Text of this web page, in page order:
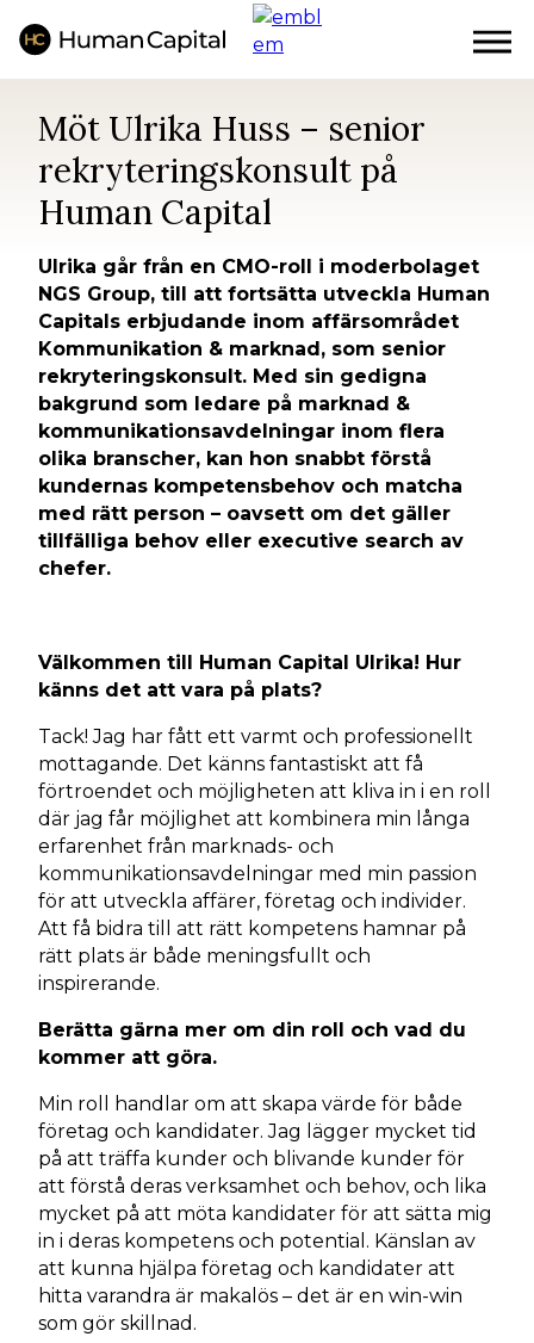
till
Möt Ulrika Huss – senior
rekryteringskonsult på
Human Capital
Ulrika går från en CMO-roll i moderbolaget
NGS Group, till att fortsätta utveckla Human
Capitals erbjudande inom affärsområdet
Kommunikation & marknad, som senior
rekryteringskonsult. Med sin gedigna
bakgrund som ledare på marknad &
kommunikationsavdelningar inom flera
olika branscher, kan hon snabbt förstå
kundernas kompetensbehov och matcha
med rätt person – oavsett om det gäller
tillfälliga behov eller executive search av
chefer.
Välkommen till Human Capital Ulrika! Hur
känns det att vara på plats?
Tack! Jag har fått ett varmt och professionellt
mottagande. Det känns fantastiskt att få
förtroendet och möjligheten att kliva in i en roll
där jag får möjlighet att kombinera min långa
erfarenhet från marknads- och
kommunikationsavdelningar med min passion
för att utveckla affärer, företag och individer.
Att få bidra till att rätt kompetens hamnar på
rätt plats är både meningsfullt och
inspirerande.
Berätta gärna mer om din roll och vad du
kommer att göra.
Min roll handlar om att skapa värde för både
företag och kandidater. Jag lägger mycket tid
på att träffa kunder och blivande kunder för
att förstå deras verksamhet och behov, och lika
mycket på att möta kandidater för att sätta mig
in i deras kompetens och potential. Känslan av
att kunna hjälpa företag och kandidater att
hitta varandra är makalös – det är en win-win
som gör skillnad.